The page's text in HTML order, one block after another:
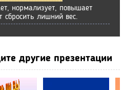
нормализует, повышает
сбросить лишний вес.
другие презентации